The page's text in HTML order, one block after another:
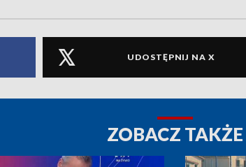
UDOSTĘPNIJ NA X
ZOBACZ TAKŻE